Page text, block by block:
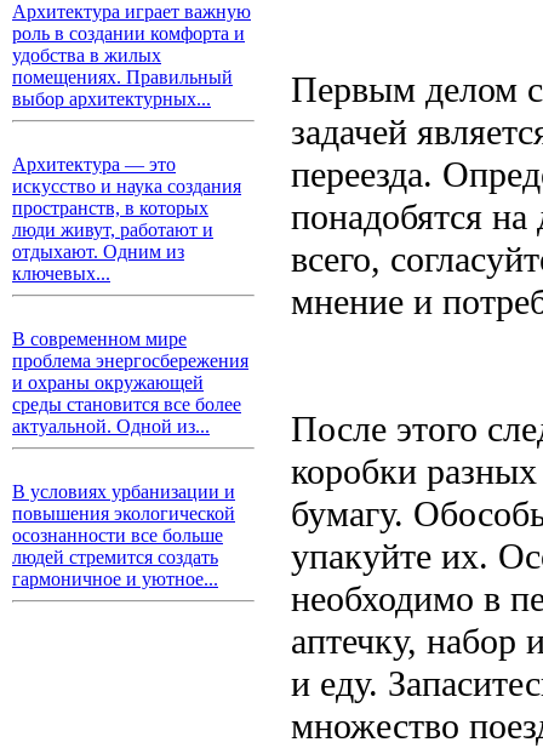
Архитектура играет важную
роль в создании комфорта и
удобства в жилых
помещениях. Правильный
выбор архитектурных...
Архитектура — это
искусство и наука создания
пространств, в которых
люди живут, работают и
отдыхают. Одним из
ключевых...
В современном мире
проблема энергосбережения
и охраны окружающей
среды становится все более
актуальной. Одной из...
В условиях урбанизации и
повышения экологической
осознанности все больше
людей стремится создать
гармоничное и уютное...
Первым делом
задачей
переезда.
понадобятся
всего,
мнение и
После этого
коробки
бумагу.
упакуйте их.
необходимо в
аптечку, набор
и еду.
множество